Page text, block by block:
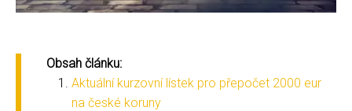
Obsah článku:
Aktuální kurzovní lístek pro přepočet 2000 eur
na české koruny